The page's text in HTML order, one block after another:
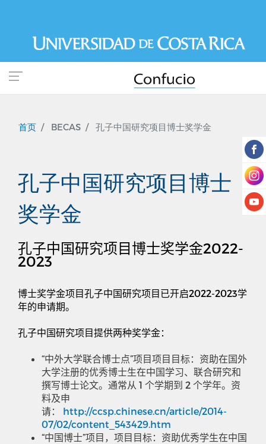
到
内
容
首页 BECAS 孔子中国研究项目博士奖学金
孔子中国研究项目博士
奖学金
孔子中国研究项目博士奖学金2022-
2023
博士奖学金项目孔子中国研究项目已开启2022-2023学
年的申请期。
孔子中国研究项目提供两种奖学金：
“中外大学联合博士点”项目项目目标： 资助在国外
大学注册的优秀博士生在中国学习、联合研究和
撰写博士论文。通常从 1 个学期到 2 个学年。资
料及申
请： http://ccsp.chinese.cn/article/2014-
07/02/content_543429.htm
“中国博士”项目，项目目标：资助优秀学生在中国